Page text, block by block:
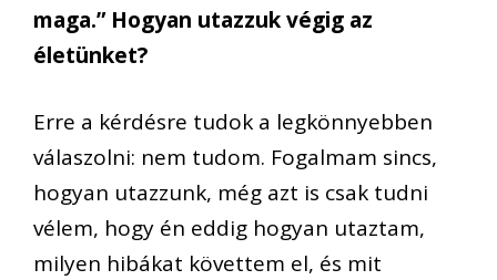
maga.” Hogyan utazzuk végig az
életünket?
Erre a kérdésre tudok a legkönnyebben
válaszolni: nem tudom. Fogalmam sincs,
hogyan utazzunk, még azt is csak tudni
vélem, hogy én eddig hogyan utaztam,
milyen hibákat követtem el, és mit